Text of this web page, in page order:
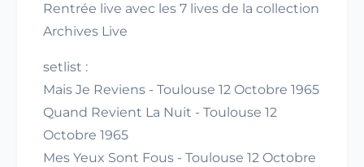
Rentrée live avec les 7 lives de la collection
Archives Live
setlist :
Mais Je Reviens - Toulouse 12 Octobre 1965
Quand Revient La Nuit - Toulouse 12
Octobre 1965
Mes Yeux Sont Fous - Toulouse 12 Octobre